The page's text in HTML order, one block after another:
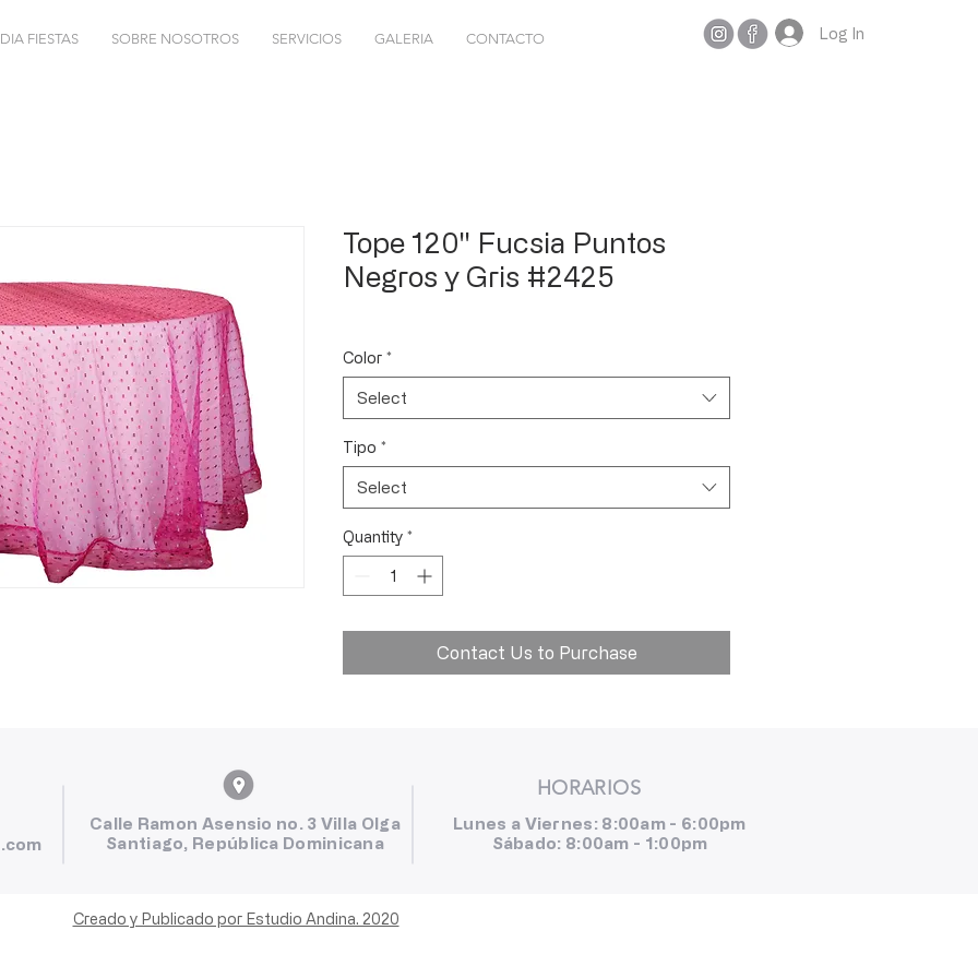
FIESTAS SOBRE NOSOTROS SERVICIOS GALERIA CONTACTO Log In
Tope 120'' Fucsia Puntos
Negros y Gris #2425
Color *
Select
Tipo *
Select
Quantity *
Contact Us to Purchase
HORARIOS
Calle Ramon Asensio no. 3 Villa Olga
Santiago, República Dominicana
Lunes a Viernes: 8:00am - 6:00pm
Sábado: 8:00am - 1:00pm
Creado y Publicado por Estudio Andina. 2020